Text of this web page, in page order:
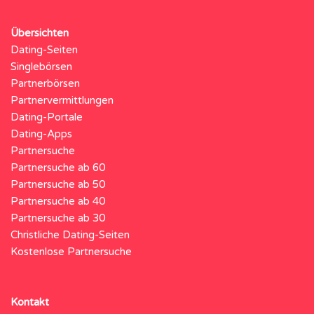
Übersichten
Dating-Seiten
Singlebörsen
Partnerbörsen
Partnervermittlungen
Dating-Portale
Dating-Apps
Partnersuche
Partnersuche ab 60
Partnersuche ab 50
Partnersuche ab 40
Partnersuche ab 30
Christliche Dating-Seiten
Kostenlose Partnersuche
Kontakt